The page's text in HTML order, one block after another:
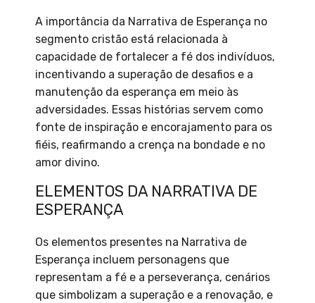
A importância da Narrativa de Esperança no
segmento cristão está relacionada à
capacidade de fortalecer a fé dos indivíduos,
incentivando a superação de desafios e a
manutenção da esperança em meio às
adversidades. Essas histórias servem como
fonte de inspiração e encorajamento para os
fiéis, reafirmando a crença na bondade e no
amor divino.
ELEMENTOS DA NARRATIVA DE
ESPERANÇA
Os elementos presentes na Narrativa de
Esperança incluem personagens que
representam a fé e a perseverança, cenários
que simbolizam a superação e a renovação, e